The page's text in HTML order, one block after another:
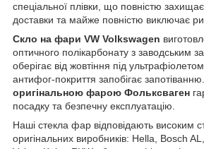
спеціальної плівки, що повністю
доставки та майже повністю виключає
Скло на фари VW Volkswagen
оптичного полікарбонату з заводським
оберігає від жовтіння під
антифог-покриття запобігає запотіванню.
оригінальною фарою Фольксваген
посадку та безпечну експлуатацію.
Наші стекла фар відповідають високим
оригінальних виробників: Hella, Bosch